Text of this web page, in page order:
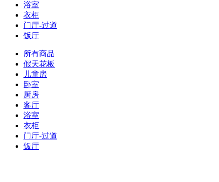
浴室
衣柜
门厅-过道
饭厅
所有商品
假天花板
儿童房
卧室
厨房
客厅
浴室
衣柜
门厅-过道
饭厅